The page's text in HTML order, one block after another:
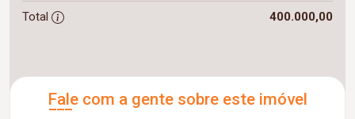
Total 400.000,00
Fale com a gente sobre este imóvel